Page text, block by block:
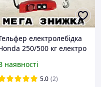
електролебідка
250/500 кг електро
Хонда висота
20.2/10.2 м
наявності
5.0 (2)